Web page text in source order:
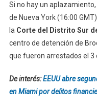
Si no hay un
de Nueva York (16:00
laCorte del Distrito Sur
centro de detención de
que fueron arrestados el 3
De interés:EEUU abre
en Miami por delitos